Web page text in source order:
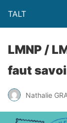
TALT
LMNP /
faut
Nathalie